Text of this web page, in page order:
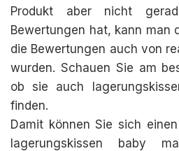
Produkt aber nicht
Bewertungen hat, kann man
die Bewertungen auch von
wurden. Schauen Sie am
ob sie auch
finden.
Damit können Sie sich
lagerungskissen baby